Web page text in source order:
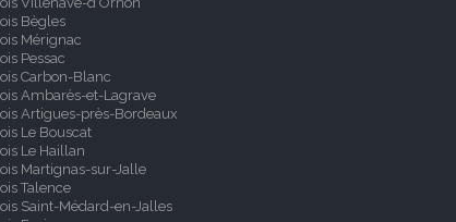
Bègles
Mérignac
Pessac
Carbon-Blanc
Ambarès-et-Lagrave
Artigues-près-Bordeaux
Le Bouscat
Le Haillan
Martignas-sur-Jalle
Talence
Saint-Médard-en-Jalles